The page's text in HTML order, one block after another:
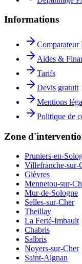
Informations
Comparateur
Aides &
Tarifs
Devis gratuit
Mentions
Politique de
Zone
Pruniers-en-
Villefranche-sur-
Gièvres
Mennetou-sur-
Mur-de-Sologne
Selles-sur-Cher
Theillay
La Ferté-Imbault
Chabris
Salbris
Noyers-sur-Cher
Saint-Aignan